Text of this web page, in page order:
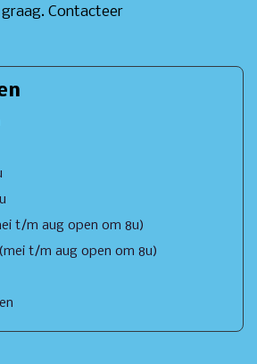
Contacteer
t/m aug open om 8u)
t/m aug open om 8u)